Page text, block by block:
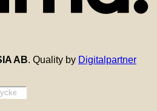
AB. Quality by Digitalpartner